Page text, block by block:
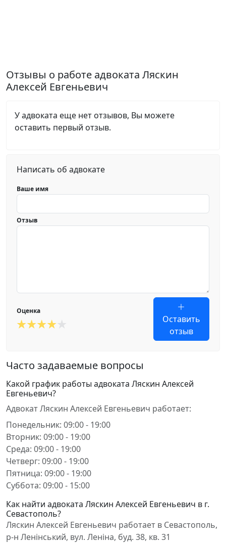
Отзывы о работе адвоката Ляскин
Алексей Евгеньевич
У адвоката еще нет отзывов, Вы можете
оставить первый отзыв.
Написать об адвокате
Ваше имя
Отзыв
Оценка
Оставить
отзыв
Часто задаваемые вопросы
Какой график работы адвоката Ляскин Алексей
Евгеньевич?
Адвокат Ляскин Алексей Евгеньевич работает:
Понедельник: 09:00 - 19:00
Вторник: 09:00 - 19:00
Среда: 09:00 - 19:00
Четверг: 09:00 - 19:00
Пятница: 09:00 - 19:00
Суббота: 09:00 - 15:00
Как найти адвоката Ляскин Алексей Евгеньевич в г.
Севастополь?
Ляскин Алексей Евгеньевич работает в Севастополь,
р-н Ленінський, вул. Леніна, буд. 38, кв. 31